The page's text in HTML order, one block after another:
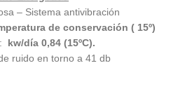
– Sistema antivibración
de conservación ( 15º)
kw/día 0,84 (15ºC).
ruido en torno a 41 db